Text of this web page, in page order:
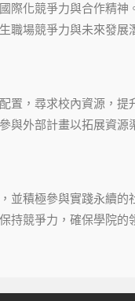
際化競爭力與合作精神
職場競爭力與未來發展
置，尋求校內資源，提
與外部計畫以拓展資源
並積極參與實踐永續的
持競爭力，確保學院的